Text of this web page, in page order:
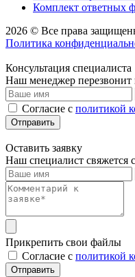
Комплект ответных
2026 © Все права
Политика
Консультация специалиста
Наш менеджер перезвонит
Cогласие с политикой
Отправить
Оставить заявку
Наш специалист свяжется
Прикрепить свои файлы
Cогласие с политикой
Отправить